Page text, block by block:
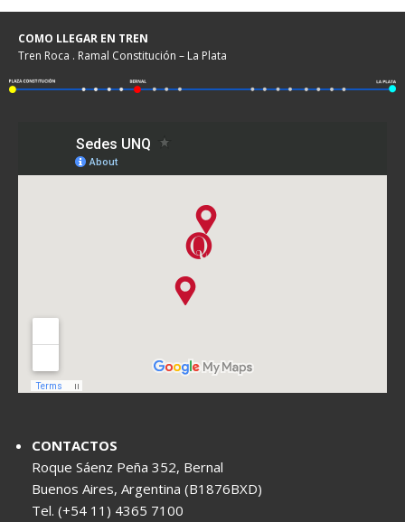
COMO LLEGAR EN TREN
Tren Roca . Ramal Constitución – La Plata
CONTACTOS
Roque Sáenz Peña 352, Bernal
Buenos Aires, Argentina (B1876BXD)
Tel. (+54 11) 4365 7100